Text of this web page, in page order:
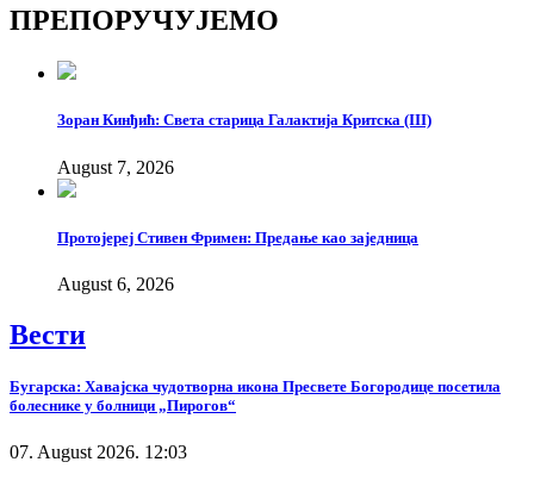
ПРЕПОРУЧУЈЕМО
Зоран Кинђић: Света старица Галактија Критска (III)
August 7, 2026
Протојереј Стивен Фримен: Предање као заједница
August 6, 2026
Вести
Бугарска: Хавајска чудотворна икона Пресвете Богородице посетила
болеснике у болници „Пирогов“
07. August 2026. 12:03